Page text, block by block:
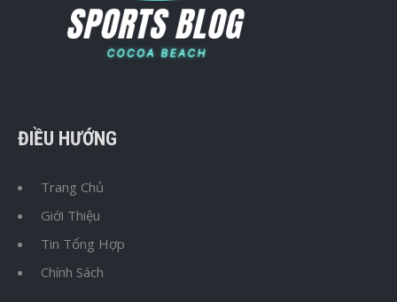
ĐIỀU HƯỚNG
Trang Chủ
Giới Thiệu
Tin Tổng Hợp
Chính Sách